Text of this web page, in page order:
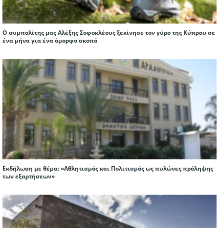
Ο συμπολίτης μας Αλέξης Σοφοκλέους ξεκίνησε τον γύρο της Κύπρου σε
ένα μήνα για ένα όμορφο σκοπό
Εκδήλωση με θέμα: «Αθλητισμός και Πολιτισμός ως πυλώνες πρόληψης
των εξαρτήσεων»